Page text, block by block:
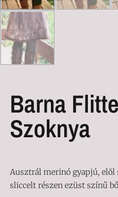
Barna
Szoknya
Ausztrál merinó gyapjú, elöl
sliccelt részen ezüst színű